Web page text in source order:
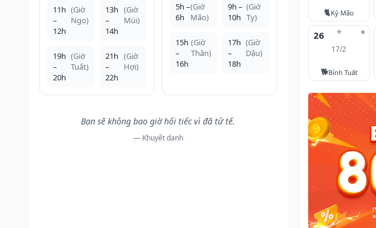
11h
–
12h
(Giờ
Ngọ)
13h
–
14h
(Giờ
Mùi)
19h
–
20h
(Giờ
Tuất)
21h
–
22h
(Giờ
Hợi)
5h –
6h
(Giờ
Mão)
9h –
10h
(Giờ
Tỵ)
15h
–
16h
(Giờ
Thân)
17h
–
18h
(Giờ
Dậu)
Bạn sẽ không bao giờ hối tiếc vì đã tử tế.
— Khuyết danh
🐈Kỷ Mão
⭐
26
17/2
🐕Bính Tuất